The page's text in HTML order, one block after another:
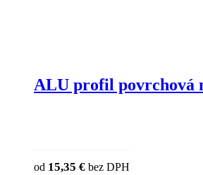
ALU profil povrchová
od 15,35 € bez DPH